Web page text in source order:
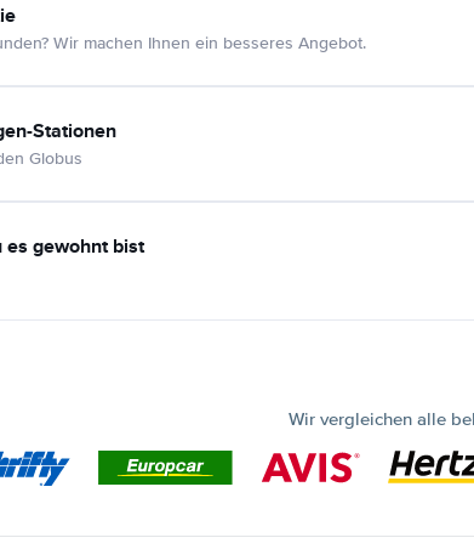
Wir machen Ihnen ein besseres Angebot.
Stationen
Globus
es gewohnt bist
Wir vergleichen alle